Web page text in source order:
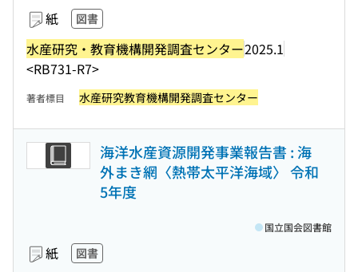
紙 図書
水産研究・教育機構開発調査センター2025.1
<RB731-R7>
著者標目 水産研究教育機構開発調査センター
海洋水産資源開発事業報告書 : 海
外まき網〈熱帯太平洋海域〉 令和
5年度
紙 図書
国立国会図書館